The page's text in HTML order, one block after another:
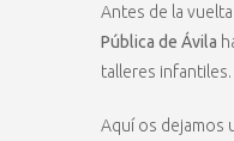
Antes de la vuelta
Pública de Ávila
talleres infantiles.
Aquí os dejamos